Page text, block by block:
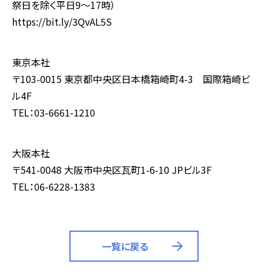
祭日を除く平日9～17時）
https://bit.ly/3QvAL5S
東京本社
〒103-0015 東京都中央区日本橋箱崎町4-3 国際箱崎ビ
ル4F
TEL：03-6661-1210
大阪本社
〒541-0048 大阪市中央区瓦町1-6-10 JPビル3F
TEL：06-6228-1383
一覧に戻る